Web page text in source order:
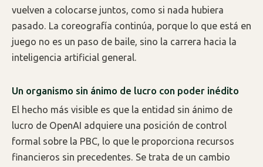
vuelven a colocarse juntos, como si nada hubiera
pasado. La coreografía continúa, porque lo que está en
juego no es un paso de baile, sino la carrera hacia la
inteligencia artificial general.
Un organismo sin ánimo de lucro con poder inédito
El hecho más visible es que la entidad sin ánimo de
lucro de OpenAI adquiere una posición de control
formal sobre la PBC, lo que le proporciona recursos
financieros sin precedentes. Se trata de un cambio